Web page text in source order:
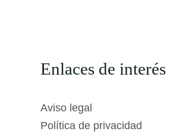
Enlaces de interés
Aviso legal
Política de privacidad